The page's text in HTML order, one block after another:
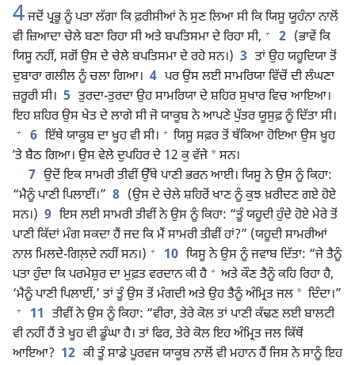
4ਜਦੋਂ ਪ੍ਰਭੂ ਨੂੰ ਪਤਾ ਲੱਗਾ ਕਿ ਫ਼ਰੀਸੀਆਂ ਨੇ ਸੁਣ ਲਿਆ ਸੀ ਕਿ ਯਿਸੂ ਯੂਹੰਨਾ ਨਾਲੋਂ
ਵੀ ਜ਼ਿਆਦਾ ਚੇਲੇ ਬਣਾ ਰਿਹਾ ਸੀ ਅਤੇ ਬਪਤਿਸਮਾ ਦੇ ਰਿਹਾ ਸੀ, + 2 (ਭਾਵੇਂ ਕਿ
ਯਿਸੂ ਨਹੀਂ, ਸਗੋਂ ਉਸ ਦੇ ਚੇਲੇ ਬਪਤਿਸਮਾ ਦੇ ਰਹੇ ਸਨ।) 3 ਤਾਂ ਉਹ ਯਹੂਦਿਯਾ ਤੋਂ
ਦੁਬਾਰਾ ਗਲੀਲ ਨੂੰ ਚਲਾ ਗਿਆ। 4 ਪਰ ਉਸ ਲਈ ਸਾਮਰਿਯਾ ਵਿੱਚੋਂ ਦੀ ਲੰਘਣਾ
ਜ਼ਰੂਰੀ ਸੀ। 5 ਤੁਰਦਾ-ਤੁਰਦਾ ਉਹ ਸਾਮਰਿਯਾ ਦੇ ਸ਼ਹਿਰ ਸੁਖਾਰ ਵਿਚ ਆਇਆ।
ਇਹ ਸ਼ਹਿਰ ਉਸ ਖੇਤ ਦੇ ਲਾਗੇ ਸੀ ਜੋ ਯਾਕੂਬ ਨੇ ਆਪਣੇ ਪੁੱਤਰ ਯੂਸੁਫ਼ ਨੂੰ ਦਿੱਤਾ ਸੀ।
+ 6 ਇੱਥੇ ਯਾਕੂਬ ਦਾ ਖੂਹ ਵੀ ਸੀ। + ਯਿਸੂ ਸਫ਼ਰ ਤੋਂ ਥੱਕਿਆ ਹੋਇਆ ਉਸ ਖੂਹ
ʼਤੇ ਬੈਠ ਗਿਆ। ਉਸ ਵੇਲੇ ਦੁਪਹਿਰ ਦੇ 12 ਕੁ ਵੱਜੇ *ਸਨ।
7 ਉਦੋਂ ਇਕ ਸਾਮਰੀ ਤੀਵੀਂ ਉੱਥੇ ਪਾਣੀ ਭਰਨ ਆਈ। ਯਿਸੂ ਨੇ ਉਸ ਨੂੰ ਕਿਹਾ:
“ਮੈਨੂੰ ਪਾਣੀ ਪਿਲਾਈਂ।” 8 (ਉਸ ਦੇ ਚੇਲੇ ਸ਼ਹਿਰੋਂ ਖਾਣ ਨੂੰ ਕੁਝ ਖ਼ਰੀਦਣ ਗਏ ਹੋਏ
ਸਨ।) 9 ਇਸ ਲਈ ਸਾਮਰੀ ਤੀਵੀਂ ਨੇ ਉਸ ਨੂੰ ਕਿਹਾ: “ਤੂੰ ਯਹੂਦੀ ਹੁੰਦੇ ਹੋਏ ਮੇਰੇ ਤੋਂ
ਪਾਣੀ ਕਿੱਦਾਂ ਮੰਗ ਸਕਦਾ ਹੈਂ ਜਦ ਕਿ ਮੈਂ ਸਾਮਰੀ ਤੀਵੀਂ ਹਾਂ?” (ਯਹੂਦੀ ਸਾਮਰੀਆਂ
ਨਾਲ ਮਿਲਦੇ-ਗਿਲ਼ਦੇ ਨਹੀਂ ਸਨ।) + 10 ਯਿਸੂ ਨੇ ਉਸ ਨੂੰ ਜਵਾਬ ਦਿੱਤਾ: “ਜੇ ਤੈਨੂੰ
ਪਤਾ ਹੁੰਦਾ ਕਿ ਪਰਮੇਸ਼ੁਰ ਦਾ ਮੁਫ਼ਤ ਵਰਦਾਨ ਕੀ ਹੈ + ਅਤੇ ਕੌਣ ਤੈਨੂੰ ਕਹਿ ਰਿਹਾ ਹੈ,
‘ਮੈਨੂੰ ਪਾਣੀ ਪਿਲਾਈਂ,’ ਤਾਂ ਤੂੰ ਉਸ ਤੋਂ ਮੰਗਦੀ ਅਤੇ ਉਹ ਤੈਨੂੰ ਅੰਮ੍ਰਿਤ ਜਲ * ਦਿੰਦਾ।”
+ 11 ਤੀਵੀਂ ਨੇ ਉਸ ਨੂੰ ਕਿਹਾ: “ਵੀਰਾ, ਤੇਰੇ ਕੋਲ ਤਾਂ ਪਾਣੀ ਕੱਢਣ ਲਈ ਬਾਲਟੀ
ਵੀ ਨਹੀਂ ਹੈਂ ਤੇ ਖੂਹ ਵੀ ਡੂੰਘਾ ਹੈ। ਤਾਂ ਫਿਰ, ਤੇਰੇ ਕੋਲ ਇਹ ਅੰਮ੍ਰਿਤ ਜਲ ਕਿੱਥੋਂ
ਆਇਆ? 12 ਕੀ ਤੂੰ ਸਾਡੇ ਪੂਰਵਜ ਯਾਕੂਬ ਨਾਲੋਂ ਵੀ ਮਹਾਨ ਹੈਂ ਜਿਸ ਨੇ ਸਾਨੂੰ ਇਹ